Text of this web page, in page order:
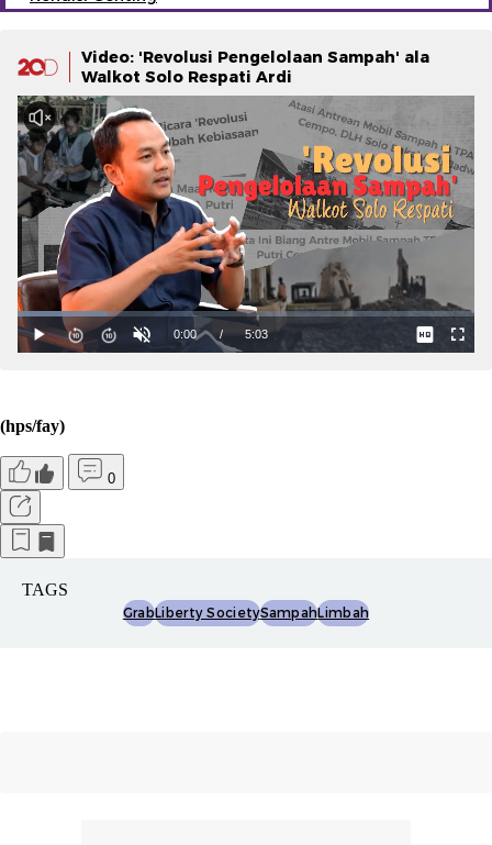
Video: 'Revolusi Pengelolaan Sampah' ala
Walkot Solo Respati Ardi
(hps/fay)
0
TAGS
GrabLiberty SocietySampahLimbah